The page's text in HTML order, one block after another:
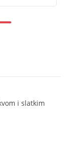
i slatkim